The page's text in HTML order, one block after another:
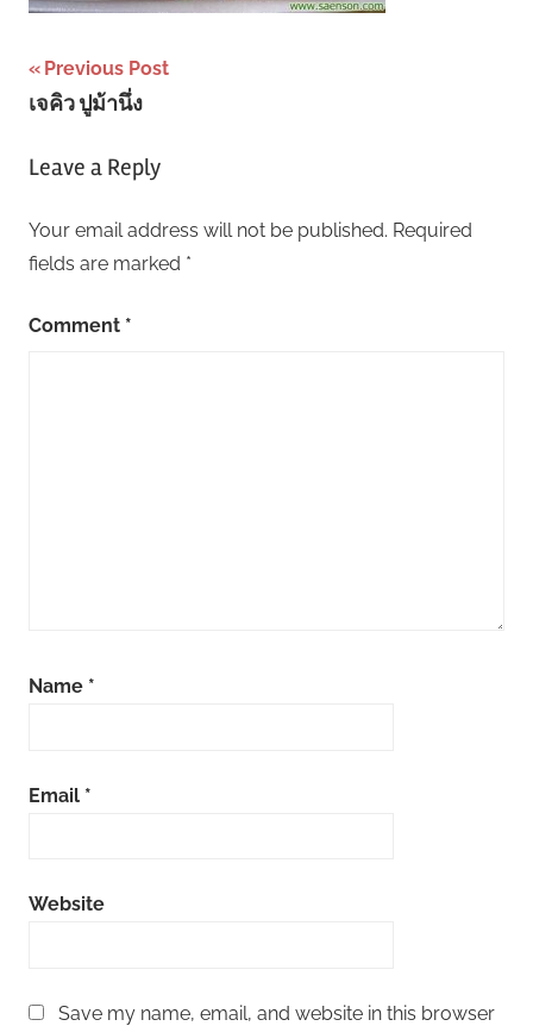
Post
navigation
Previous Post
เจคิว ปูม้านึ่ง
Leave a Reply
Your email address will not be published. Required
fields are marked *
Comment *
Name *
Email *
Website
Save my name, email, and website in this browser